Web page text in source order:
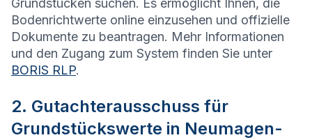
Grundstücken suchen. Es ermöglicht Ihnen, die
Bodenrichtwerte online einzusehen und offizielle
Dokumente zu beantragen. Mehr Informationen
und den Zugang zum System finden Sie unter
BORIS RLP.
2. Gutachterausschuss für
Grundstückswerte in Neumagen-